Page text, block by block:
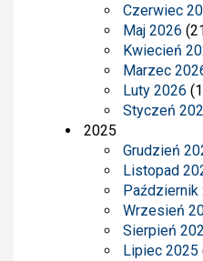
Czerwiec
Maj 2026
Kwiecień
Marzec
Luty 2026
Styczeń
2025
Grudzień
Listopad
Październik
Wrzesień
Sierpień
Lipiec 2025